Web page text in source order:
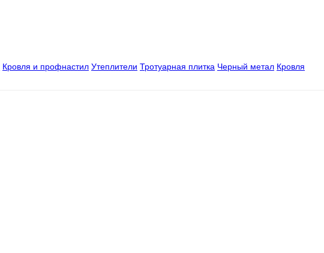
Кровля и профнастил Утеплители Тротуарная плитка Черный метал Кровля